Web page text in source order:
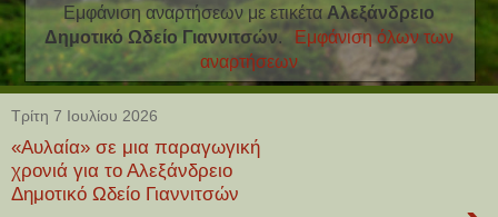
Εμφάνιση αναρτήσεων με ετικέταΑλεξάνδρειο
Δημοτικό Ωδείο Γιαννιτσών. Εμφάνιση όλων των
αναρτήσεων
Τρίτη 7 Ιουλίου 2026
«Αυλαία» σε μια παραγωγική
χρονιά για το Αλεξάνδρειο
Δημοτικό Ωδείο Γιαννιτσών